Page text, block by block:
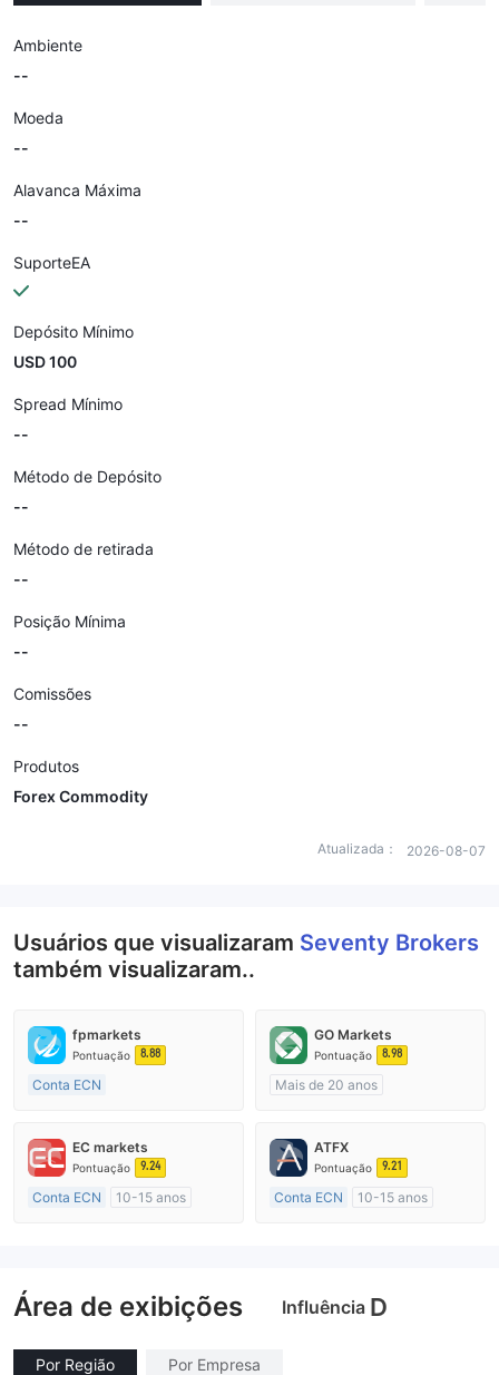
Ambiente
--
Moeda
--
Alavanca Máxima
--
SuporteEA
Depósito Mínimo
USD 100
Spread Mínimo
--
Método de Depósito
--
Método de retirada
--
Posição Mínima
--
Comissões
--
Produtos
Forex Commodity
Atualizada： 2026-08-07
Usuários que visualizaram Seventy Brokers
também visualizaram..
fpmarkets
Pontuação 8.88
Conta ECN
Austrália Regulamento
Market Marketing (MM)
GO Markets
Pontuação 8.98
Mais de 20 anos
Market Marketing (MM)
cTrader
EC markets
Pontuação 9.24
Conta ECN
10-15 anos
ATFX
Pontuação 9.21
Conta ECN
10-15 anos
Área de exibições Influência D
Por Região Por Empresa